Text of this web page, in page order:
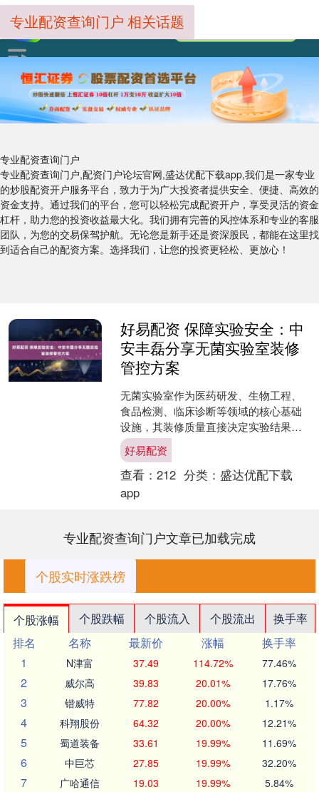
专业配资查询门户
专业配资查询门户,配资门户论坛官网,盛达优配下载app,我们是一家专业
的炒股配资开户服务平台，致力于为广大投资者提供安全、便捷、高效的
资金支持。通过我们的平台，您可以轻松完成配资开户，享受灵活的资金
杠杆，助力您的投资收益最大化。我们拥有完善的风控体系和专业的客服
团队，为您的交易保驾护航。无论您是新手还是资深股民，都能在这里找
到适合自己的配资方案。选择我们，让您的投资更轻松、更放心！
专业配资查询门户 相关话题
好易配资 保障实验安全：中
安丰磊分享无菌实验室装修
管控方案
无菌实验室作为医药研发、生物工程、
食品检测、临床诊断等领域的核心基础
设施，其装修质量直接决定实验结果的
准确性、可靠性，更关系到实验人员的
安全与产品的质量安全。在....
好易配资
查看： 212 分类： 盛达优配下载
app
专业配资查询门户文章已加载完成
个股实时涨跌榜
个股涨幅 个股跌幅 个股流入 个股流出
换手率
排名
名称 最新价 涨幅
换手率
1
N津富 37.49 114.72% 77.46%
2 威尔高 39.83 20.01% 17.76%
3 锴威特 77.82 20.00% 1.17%
4 科翔股份 64.32 20.00% 12.21%
5 蜀道装备 33.61 19.99% 11.69%
6 中巨芯 27.85 19.99% 32.20%
7 广哈通信 19.03 19.99% 5.84%